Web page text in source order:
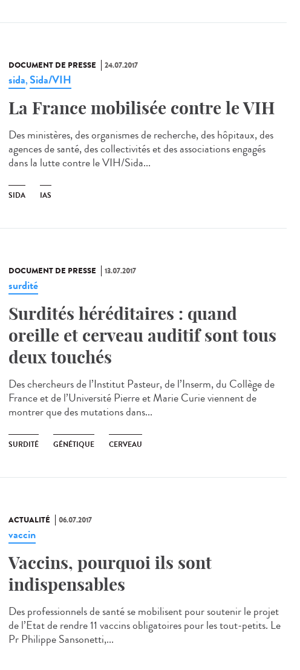
DOCUMENT DE PRESSE 24.07.2017
sida,Sida/VIH
La France mobilisée contre le VIH
Des ministères, des organismes de recherche, des hôpitaux, des
agences de santé, des collectivités et des associations engagés
dans la lutte contre le VIH/Sida...
SIDA IAS
DOCUMENT DE PRESSE 13.07.2017
surdité
Surdités héréditaires : quand
oreille et cerveau auditif sont tous
deux touchés
Des chercheurs de l’Institut Pasteur, de l’Inserm, du Collège de
France et de l’Université Pierre et Marie Curie viennent de
montrer que des mutations dans...
SURDITÉ GÉNÉTIQUE CERVEAU
ACTUALITÉ 06.07.2017
vaccin
Vaccins, pourquoi ils sont
indispensables
Des professionnels de santé se mobilisent pour soutenir le projet
de l’Etat de rendre 11 vaccins obligatoires pour les tout-petits. Le
Pr Philippe Sansonetti,...